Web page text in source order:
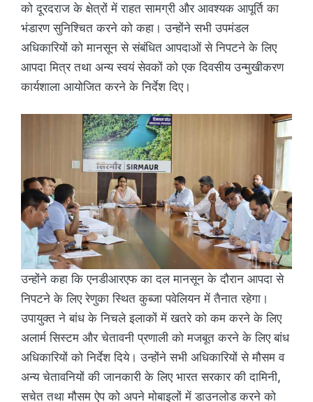
को दूरदराज के क्षेत्रों में राहत सामग्री और आवश्यक आपूर्ति का
भंडारण सुनिश्चित करने को कहा। उन्होंने सभी उपमंडल
अधिकारियों को मानसून से संबंधित आपदाओं से निपटने के लिए
आपदा मित्र तथा अन्य स्वयं सेवकों को एक दिवसीय उन्मुखीकरण
कार्यशाला आयोजित करने के निर्देश दिए।
उन्होंने कहा कि एनडीआरएफ का दल मानसून के दौरान आपदा से
निपटने के लिए रेणुका स्थित कुब्जा पवेलियन में तैनात रहेगा।
उपायुक्त ने बांध के निचले इलाकों में खतरे को कम करने के लिए
अलार्म सिस्टम और चेतावनी प्रणाली को मजबूत करने के लिए बांध
अधिकारियों को निर्देश दिये। उन्होंने सभी अधिकारियों से मौसम व
अन्य चेतावनियों की जानकारी के लिए भारत सरकार की दामिनी,
सचेत तथा मौसम ऐप को अपने मोबाइलों में डाउनलोड करने को